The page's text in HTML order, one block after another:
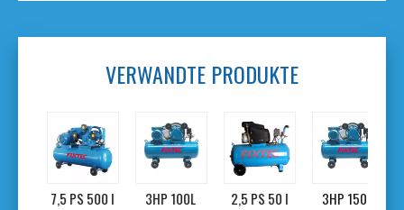
VERWANDTE PRODUKTE
7,5 PS 500 l
3HP 100L
2,5 PS 50 l
3HP 150L